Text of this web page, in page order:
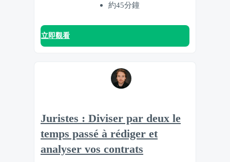
約45分鐘
立即觀看
Juristes : Diviser par deux le
temps passé à rédiger et
analyser vos contrats